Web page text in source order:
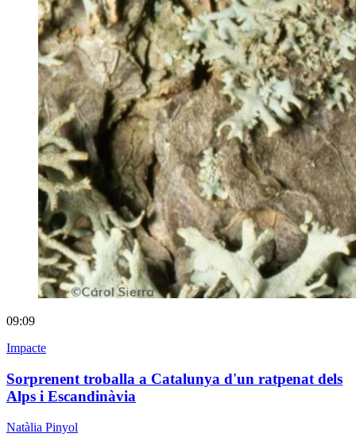
09:09
Impacte
Sorprenent troballa a Catalunya d'un ratpenat dels
Alps i Escandinàvia
Natàlia Pinyol